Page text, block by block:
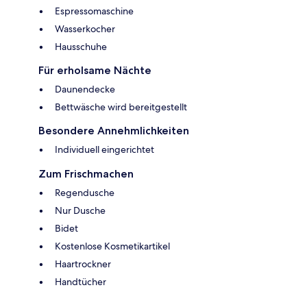
Espressomaschine
Wasserkocher
Hausschuhe
Für erholsame Nächte
Daunendecke
Bettwäsche wird bereitgestellt
Besondere Annehmlichkeiten
Individuell eingerichtet
Zum Frischmachen
Regendusche
Nur Dusche
Bidet
Kostenlose Kosmetikartikel
Haartrockner
Handtücher